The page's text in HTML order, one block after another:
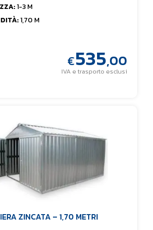
1-3 M
1,70 M
€535,00
IVA e trasporto esclusi
ZINCATA – 1,70 METRI